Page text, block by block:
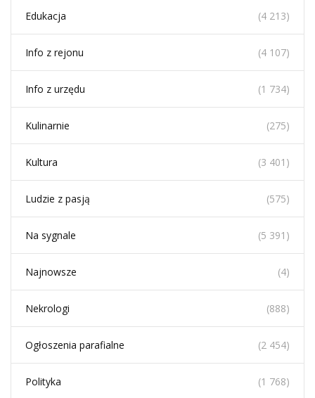
Edukacja (4 213)
Info z rejonu (4 107)
Info z urzędu (1 734)
Kulinarnie (275)
Kultura (3 401)
Ludzie z pasją (575)
Na sygnale (5 391)
Najnowsze (4)
Nekrologi (888)
Ogłoszenia parafialne (2 454)
Polityka (1 768)